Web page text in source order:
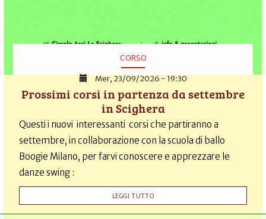
CORSO
Mer, 23/09/2026 - 19:30
Prossimi corsi in partenza da settembre
in Scighera
Questi i nuovi interessanti corsi che partiranno a
settembre, in collaborazione con la scuola di ballo
Boogie Milano, per farvi conoscere e apprezzare le
danze swing :
LEGGI TUTTO